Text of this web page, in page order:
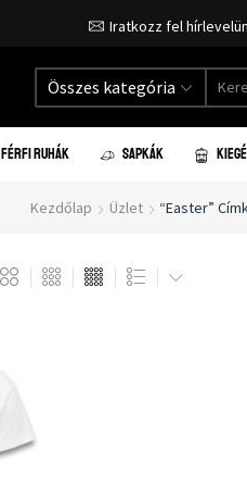
Iratkozz fel
Összes kategória
FÉRFI RUHÁK SAPKÁK
Kezdőlap Üzlet “easter”